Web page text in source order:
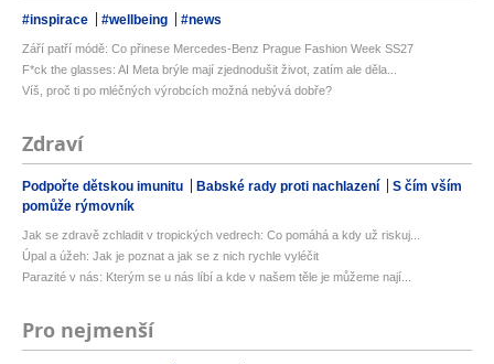
#inspirace #wellbeing #news
Září patří módě: Co přinese Mercedes-Benz Prague Fashion Week SS27
F*ck the glasses: AI Meta brýle mají zjednodušit život, zatím ale děla...
Víš, proč ti po mléčných výrobcích možná nebývá dobře?
Zdraví
Podpořte dětskou imunitu Babské rady proti nachlazení
S čím vším
pomůže rýmovník
Jak se zdravě zchladit v tropických vedrech: Co pomáhá a kdy už riskuj...
Úpal a úžeh: Jak je poznat a jak se z nich rychle vyléčit
Parazité v nás: Kterým se u nás líbí a kde v našem těle je můžeme nají...
Pro nejmenší